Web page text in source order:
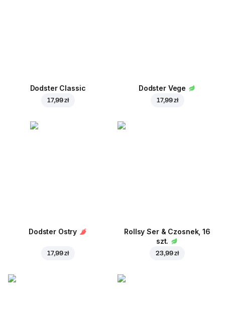
Dodster Classic
17,99 zł
Dodster Vege
17,99 zł
Dodster Ostry
17,99 zł
Rollsy Ser & Czosnek, 16
szt.
23,99 zł